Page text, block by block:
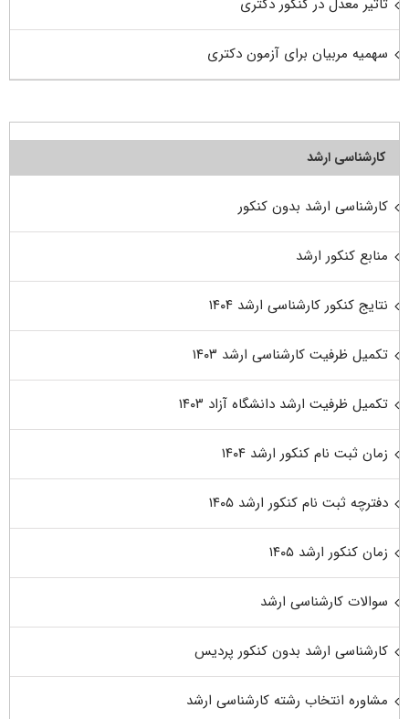
تاثیر معدل در کنکور دکتری
سهمیه مربیان برای آزمون دکتری
کارشناسی ارشد
کارشناسی ارشد بدون کنکور
منابع کنکور ارشد
نتایج کنکور کارشناسی ارشد ۱۴۰۴
تکمیل ظرفیت کارشناسی ارشد ۱۴۰۳
تکمیل ظرفیت ارشد دانشگاه آزاد ۱۴۰۳
زمان ثبت نام کنکور ارشد ۱۴۰۴
دفترچه ثبت نام کنکور ارشد ۱۴۰۵
زمان کنکور ارشد ۱۴۰۵
سوالات کارشناسی ارشد
کارشناسی ارشد بدون کنکور پردیس
مشاوره انتخاب رشته کارشناسی ارشد